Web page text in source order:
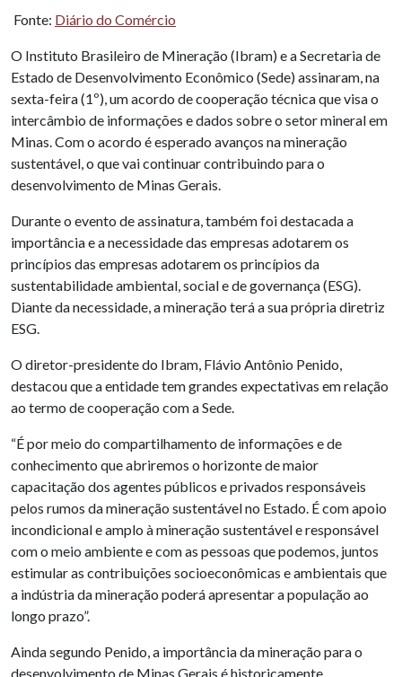
Fonte: Diário do Comércio
O Instituto Brasileiro de Mineração (Ibram) e a Secretaria de
Estado de Desenvolvimento Econômico (Sede) assinaram, na
sexta-feira (1º), um acordo de cooperação técnica que visa o
intercâmbio de informações e dados sobre o setor mineral em
Minas. Com o acordo é esperado avanços na mineração
sustentável, o que vai continuar contribuindo para o
desenvolvimento de Minas Gerais.
Durante o evento de assinatura, também foi destacada a
importância e a necessidade das empresas adotarem os
princípios das empresas adotarem os princípios da
sustentabilidade ambiental, social e de governança (ESG).
Diante da necessidade, a mineração terá a sua própria diretriz
ESG.
O diretor-presidente do Ibram, Flávio Antônio Penido,
destacou que a entidade tem grandes expectativas em relação
ao termo de cooperação com a Sede.
“É por meio do compartilhamento de informações e de
conhecimento que abriremos o horizonte de maior
capacitação dos agentes públicos e privados responsáveis
pelos rumos da mineração sustentável no Estado. É com apoio
incondicional e amplo à mineração sustentável e responsável
com o meio ambiente e com as pessoas que podemos, juntos
estimular as contribuições socioeconômicas e ambientais que
a indústria da mineração poderá apresentar a população ao
longo prazo”.
Ainda segundo Penido, a importância da mineração para o
desenvolvimento de Minas Gerais é historicamente